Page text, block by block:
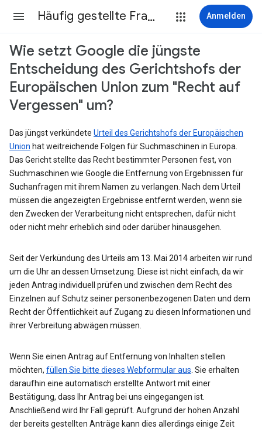
Häufig gestellte Fragen Anmelden
Wie setzt Google die jüngste
Entscheidung des Gerichtshofs der
Europäischen Union zum "Recht auf
Vergessen" um?
Das jüngst verkündete Urteil des Gerichtshofs der Europäischen
Union hat weitreichende Folgen für Suchmaschinen in Europa.
Das Gericht stellte das Recht bestimmter Personen fest, von
Suchmaschinen wie Google die Entfernung von Ergebnissen für
Suchanfragen mit ihrem Namen zu verlangen. Nach dem Urteil
müssen die angezeigten Ergebnisse entfernt werden, wenn sie
den Zwecken der Verarbeitung nicht entsprechen, dafür nicht
oder nicht mehr erheblich sind oder darüber hinausgehen.
Seit der Verkündung des Urteils am 13. Mai 2014 arbeiten wir rund
um die Uhr an dessen Umsetzung. Diese ist nicht einfach, da wir
jeden Antrag individuell prüfen und zwischen dem Recht des
Einzelnen auf Schutz seiner personenbezogenen Daten und dem
Recht der Öffentlichkeit auf Zugang zu diesen Informationen und
ihrer Verbreitung abwägen müssen.
Wenn Sie einen Antrag auf Entfernung von Inhalten stellen
möchten, füllen Sie bitte dieses Webformular aus . Sie erhalten
daraufhin eine automatisch erstellte Antwort mit einer
Bestätigung, dass Ihr Antrag bei uns eingegangen ist.
Anschließend wird Ihr Fall geprüft. Aufgrund der hohen Anzahl
der bereits gestellten Anträge kann dies allerdings einige Zeit